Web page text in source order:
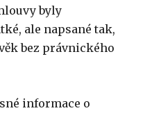
byly
ale napsané tak,
bez právnického
informace o